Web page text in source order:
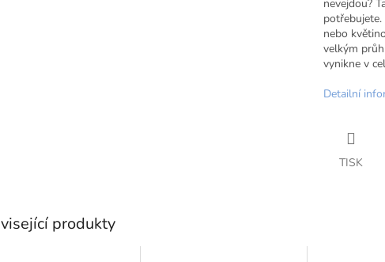
nevejdou?
potřebujete.
nebo
velkým
vynikne v
Detailní
TISK
produkty